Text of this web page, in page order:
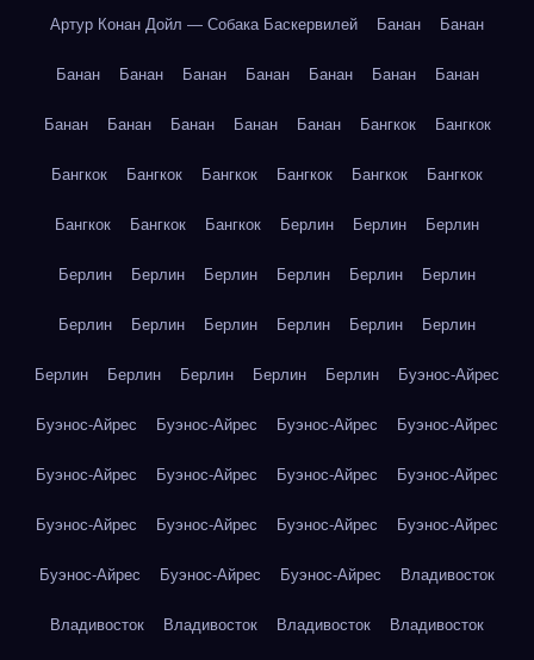
Артур Конан Дойл — Собака Баскервилей Банан Банан
Банан Банан Банан Банан Банан Банан Банан
Банан Банан Банан Банан Банан Бангкок Бангкок
Бангкок Бангкок Бангкок Бангкок Бангкок Бангкок
Бангкок Бангкок Бангкок Берлин Берлин Берлин
Берлин Берлин Берлин Берлин Берлин Берлин
Берлин Берлин Берлин Берлин Берлин Берлин
Берлин Берлин Берлин Берлин Берлин Буэнос-Айрес
Буэнос-Айрес Буэнос-Айрес Буэнос-Айрес Буэнос-Айрес
Буэнос-Айрес Буэнос-Айрес Буэнос-Айрес Буэнос-Айрес
Буэнос-Айрес Буэнос-Айрес Буэнос-Айрес Буэнос-Айрес
Буэнос-Айрес Буэнос-Айрес Буэнос-Айрес Владивосток
Владивосток Владивосток Владивосток Владивосток